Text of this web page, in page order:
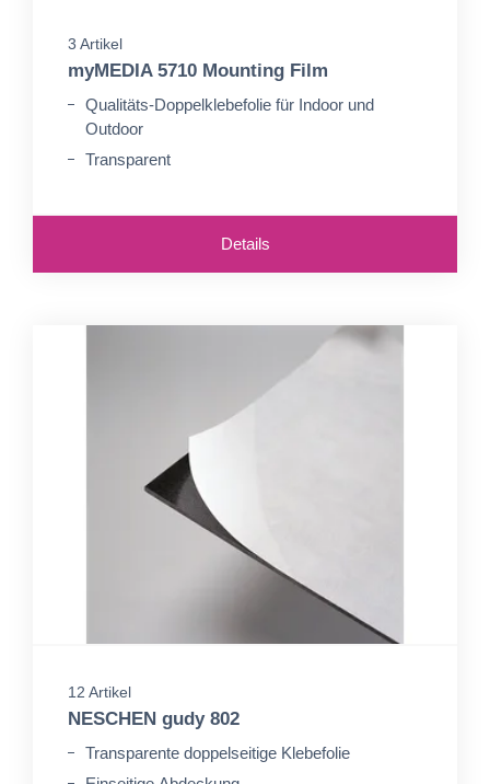
3 Artikel
myMEDIA 5710 Mounting Film
Qualitäts-Doppelklebefolie für Indoor und
Outdoor
Transparent
Details
12 Artikel
NESCHEN gudy 802
Transparente doppelseitige Klebefolie